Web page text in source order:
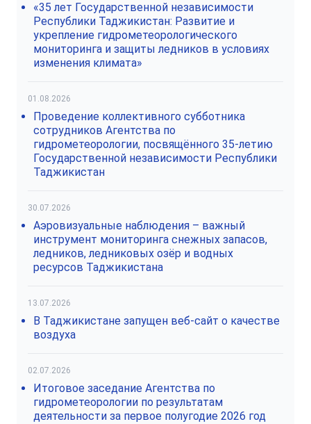
«35 лет Государственной независимости
Республики Таджикистан: Развитие и
укрепление гидрометеорологического
мониторинга и защиты ледников в условиях
изменения климата»
01.08.2026
Проведение коллективного субботника
сотрудников Агентства по
гидрометеорологии, посвящённого 35-летию
Государственной независимости Республики
Таджикистан
30.07.2026
Аэровизуальные наблюдения – важный
инструмент мониторинга снежных запасов,
ледников, ледниковых озёр и водных
ресурсов Таджикистана
13.07.2026
В Таджикистане запущен веб-сайт о качестве
воздуха
02.07.2026
Итоговое заседание Агентства по
гидрометеорологии по результатам
деятельности за первое полугодие 2026 год